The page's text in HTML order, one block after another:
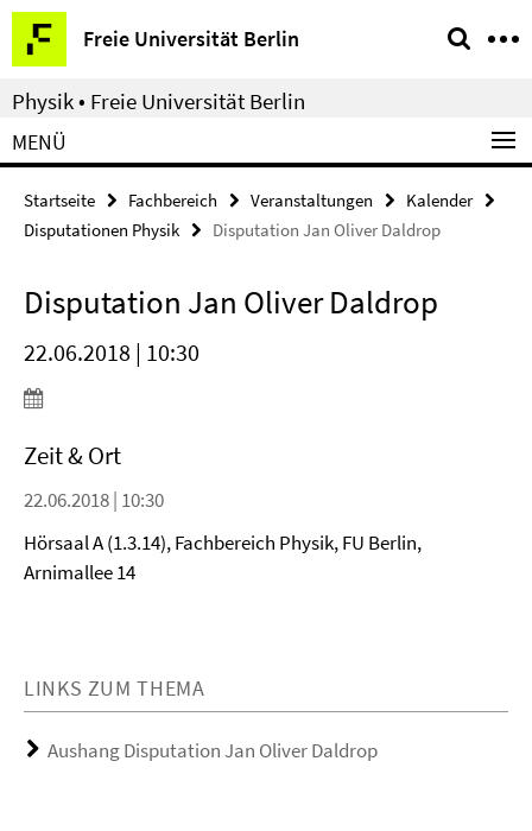
Springe
direkt
zu
Inhalt
Freie Universität Berlin
Service-
Navigation
Physik • Freie Universität Berlin
MENÜ
Startseite Fachbereich Veranstaltungen
Kalender
Disputationen Physik
Disputation Jan Oliver Daldrop
Disputation Jan Oliver Daldrop
22.06.2018 | 10:30
Zeit & Ort
22.06.2018 | 10:30
Hörsaal A (1.3.14), Fachbereich Physik, FU Berlin,
Arnimallee 14
LINKS ZUM THEMA
Aushang Disputation Jan Oliver Daldrop